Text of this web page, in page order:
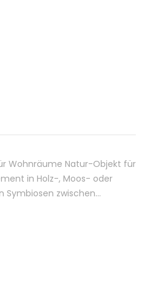
Wohnräume Natur-Objekt für
in Holz-, Moos- oder
Symbiosen zwischen…